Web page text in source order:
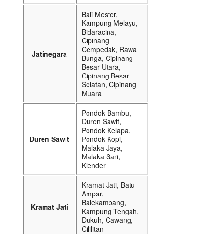
Jatinegara
Bali Mester,
Kampung Melayu,
Bidaracina,
Cipinang
Cempedak, Rawa
Bunga, Cipinang
Besar Utara,
Cipinang Besar
Selatan, Cipinang
Muara
Duren Sawit
Pondok Bambu,
Duren Sawit,
Pondok Kelapa,
Pondok Kopi,
Malaka Jaya,
Malaka Sari,
Klender
Kramat Jati
Kramat Jati, Batu
Ampar,
Balekambang,
Kampung Tengah,
Dukuh, Cawang,
Cililitan